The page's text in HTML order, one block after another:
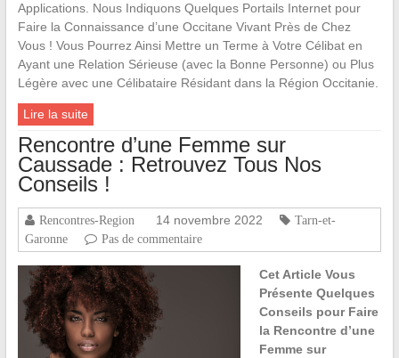
Applications. Nous Indiquons Quelques Portails Internet pour
Faire la Connaissance d’une Occitane Vivant Près de Chez
Vous ! Vous Pourrez Ainsi Mettre un Terme à Votre Célibat en
Ayant une Relation Sérieuse (avec la Bonne Personne) ou Plus
Légère avec une Célibataire Résidant dans la Région Occitanie.
Lire la suite
Rencontre d’une Femme sur
Caussade : Retrouvez Tous Nos
Conseils !
Rencontres-Region 14 novembre 2022
Tarn-et-
Garonne
Pas de commentaire
Cet Article Vous
Présente Quelques
Conseils pour Faire
la Rencontre d’une
Femme sur